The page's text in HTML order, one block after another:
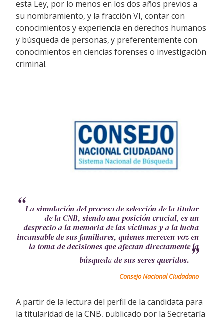
esta Ley, por lo menos en los dos años previos a
su nombramiento, y la fracción VI, contar con
conocimientos y experiencia en derechos humanos
y búsqueda de personas, y preferentemente con
conocimientos en ciencias forenses o investigación
criminal.
La simulación del proceso de selección de la titular
de la CNB, siendo una posición crucial, es un
desprecio a la memoria de las víctimas y a la lucha
incansable de sus familiares, quienes merecen voz en
la toma de decisiones que afectan directamente la
búsqueda de sus seres queridos.
Consejo Nacional Ciudadano
A partir de la lectura del perfil de la candidata para
la titularidad de la CNB, publicado por la Secretaría